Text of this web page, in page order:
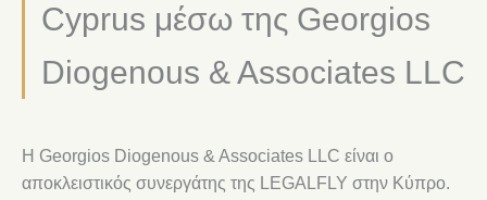
Cyprus μέσω της Georgios
Diogenous & Associates LLC
Η Georgios Diogenous & Associates LLC είναι ο
αποκλειστικός συνεργάτης της LEGALFLY στην Κύπρο.